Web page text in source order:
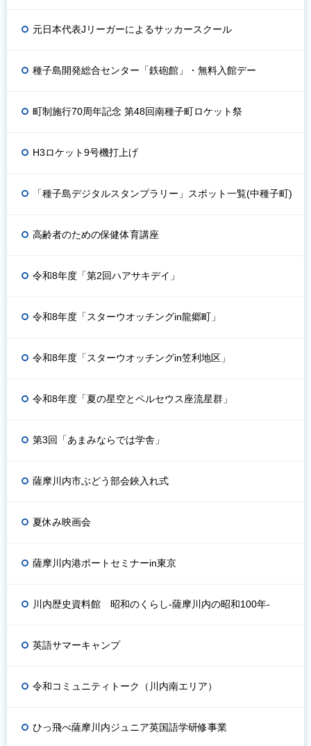
元日本代表Jリーガーによるサッカースクール
種子島開発総合センター「鉄砲館」・無料入館デー
町制施行70周年記念 第48回南種子町ロケット祭
H3ロケット9号機打上げ
「種子島デジタルスタンプラリー」スポット一覧(中種子町)
高齢者のための保健体育講座
令和8年度「第2回ハアサキデイ」
令和8年度「スターウオッチングin龍郷町」
令和8年度「スターウオッチングin笠利地区」
令和8年度「夏の星空とペルセウス座流星群」
第3回「あまみならでは学舎」
薩摩川内市ぶどう部会鋏入れ式
夏休み映画会
薩摩川内港ポートセミナーin東京
川内歴史資料館 昭和のくらし-薩摩川内の昭和100年-
英語サマーキャンプ
令和コミュニティトーク（川内南エリア）
ひっ飛べ薩摩川内ジュニア英国語学研修事業